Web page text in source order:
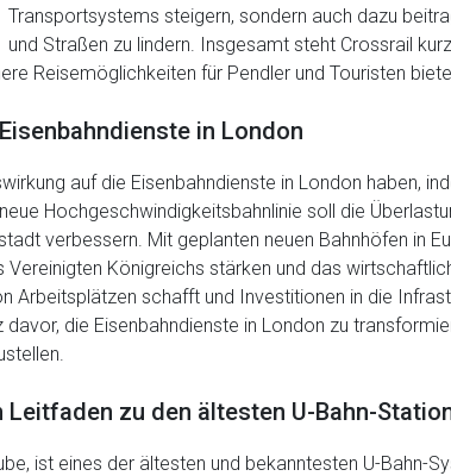
Transportsystems steigern, sondern auch dazu
und Straßen zu lindern. Insgesamt steht Crossrail
Reisemöglichkeiten für Pendler und Touristen
in London
auf die Eisenbahndienste in London haben,
Hochgeschwindigkeitsbahnlinie soll die
verbessern. Mit geplanten neuen Bahnhöfen in
Königreichs stärken und das
Arbeitsplätzen schafft und Investitionen in die
die Eisenbahndienste in London zu
Leitfaden zu den ältesten U-Bahn-
ist eines der ältesten und bekanntesten U-Bahn-